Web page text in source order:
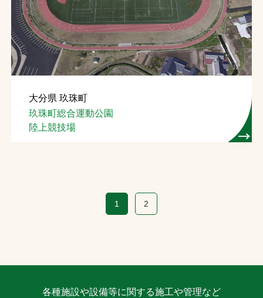
大分県 玖珠町
玖珠町総合運動公園
陸上競技場
1 2
各種施設や設備等に関する施工や管理など